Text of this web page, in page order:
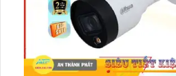
thiết bị giá rẻ nhưng chất lượng
phân giải 2.0 MP. Với thiết kế sắc
phí, camera này sở hữu chức năng
giám sát chất lượng hình ảnh sắc
hồng ngoại lên đến 30m. Đây là